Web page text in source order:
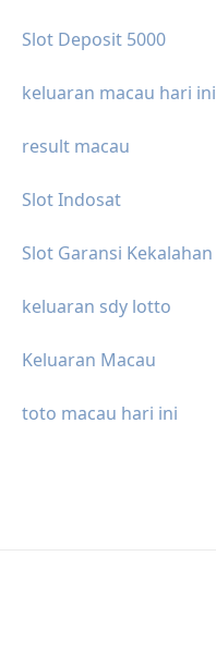
Slot Deposit 5000
keluaran macau hari ini
result macau
Slot Indosat
Slot Garansi Kekalahan
keluaran sdy lotto
Keluaran Macau
toto macau hari ini